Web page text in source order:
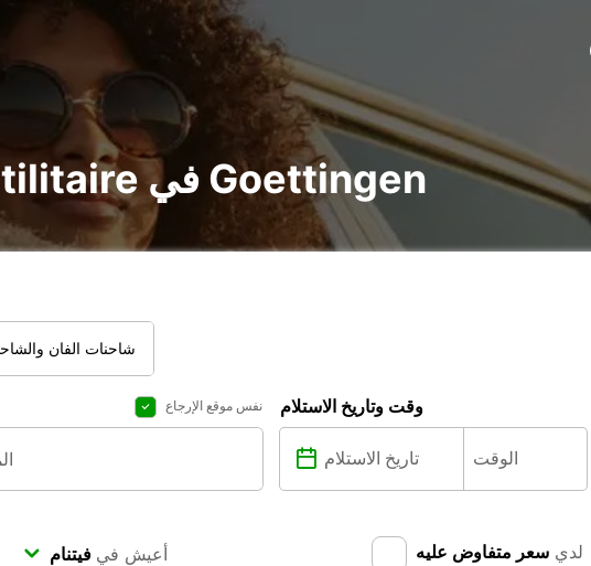
تأجير voiture و utilitaire في Goettingen
شاحنات الفان
نفس موقع الإرجاع وقت وتاريخ الاستلام
أعيش في لدي سعر متفاوض عليه